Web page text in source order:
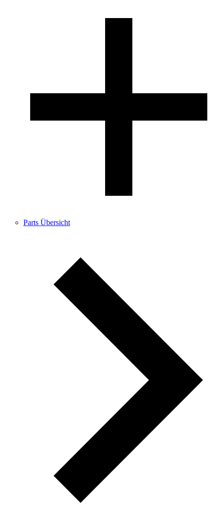
Parts Übersicht